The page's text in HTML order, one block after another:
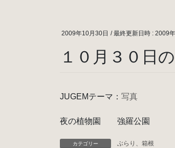
2009年10月30日 / 最終更新日時 : 2009
１０月３０日
JUGEMテーマ： 写真
夜の植物園 強羅公園
カテゴリー ぶらり、箱根